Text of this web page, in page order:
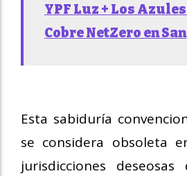
YPF Luz + Los Azules
Cobre NetZero en
Esta sabiduría
se considera obsoleta
jurisdicciones